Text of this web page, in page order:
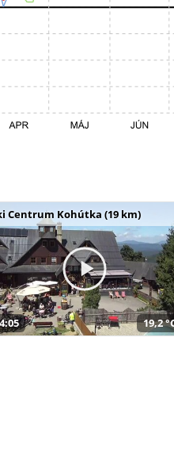
Centrum Kohútka (19 km)
19,2